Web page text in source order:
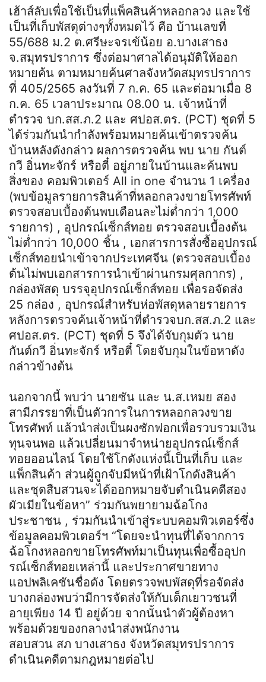
เฮ้าส์ลับเพื่อใช้เป็นที่แพ็คสินค้าหลอกลวง และใช้
เป็นที่เก็บพัสดุต่างๆทั้งหมดไว้ คือ บ้านเลขที่
55/688 ม.2 ต.ศรีษะจรเข้น้อย อ.บางเสาธง
จ.สมุทรปราการ ซึ่งต่อมาศาลได้อนุมัติให้ออก
หมายค้น ตามหมายค้นศาลจังหวัดสมุทรปราการ
ที่ 405/2565 ลงวันที่ 7 ก.ค. 65 และต่อมาเมื่อ 8
ก.ค. 65 เวลาประมาณ 08.00 น. เจ้าหน้าที่
ตำรวจ บก.สส.ภ.2 และ ศปอส.ตร. (PCT) ชุดที่ 5
ได้ร่วมกันนำกำลังพร้อมหมายค้นเข้าตรวจค้น
บ้านหลังดังกล่าว ผลการตรวจค้น พบ นาย กันต์
กวี อิ่นทะจักร์ หรือตี๋ อยู่ภายในบ้านและค้นพบ
สิ่งของ คอมพิวเตอร์ All in one จำนวน 1 เครื่อง
(พบข้อมูลรายการสินค้าที่หลอกลวงขายโทรศัพท์
ตรวจสอบเบื้องต้นพบเดือนละไม่ต่ำกว่า 1,000
รายการ) , อุปกรณ์เซ็กส์ทอย ตรวจสอบเบื้องต้น
ไม่ต่ำกว่า 10,000 ชิ้น , เอกสารการสั่งซื้ออุปกรณ์
เซ็กส์ทอยนำเข้าจากประเทศจีน (ตรวจสอบเบื้อง
ต้นไม่พบเอกสารการนำเข้าผ่านกรมศุลกากร) ,
กล่องพัสดุ บรรจุอุปกรณ์เซ็กส์ทอย เพื่อรอจัดส่ง
25 กล่อง , อุปกรณ์สำหรับห่อพัสดุหลายรายการ
หลังการตรวจค้นเจ้าหน้าที่ตำรวจบก.สส.ภ.2 และ
ศปอส.ตร. (PCT) ชุดที่ 5 จึงได้จับกุมตัว นาย
กันต์กวี อิ่นทะจักร์ หรือตี๋ โดยจับกุมในข้อหาดัง
กล่าวข้างต้น
นอกจากนี้ พบว่า นายซัน และ น.ส.เหมย สอง
สามีภรรยาที่เป็นตัวการในการหลอกลวงขาย
โทรศัพท์ แล้วนำส่งเป็นผงซักฟอกเพื่อรวบรวมเงิน
ทุนจนพอ แล้วเปลี่ยนมาจำหน่ายอุปกรณ์เซ็กส์
ทอยออนไลน์ โดยใช้โกดังแห่งนี้เป็นที่เก็บ และ
แพ็กสินค้า ส่วนผู้ถูกจับมีหน้าที่เฝ้าโกดังสินค้า
และชุดสืบสวนจะได้ออกหมายจับดำเนินคดีสอง
ผัวเมียในข้อหา” ร่วมกันพยายามฉ้อโกง
ประชาชน , ร่วมกันนำเข้าสู่ระบบคอมพิวเตอร์ซึ่ง
ข้อมูลคอมพิวเตอร์ฯ “โดยจะนำทุนที่ได้จากการ
ฉ้อโกงหลอกขายโทรศัพท์มาเป็นทุนเพื่อซื้ออุปก
รณ์เซ็กส์ทอยเหล่านี้ และประกาศขายทาง
แอปพลิเคชันชื่อดัง โดยตรวจพบพัสดุที่รอจัดส่ง
บางกล่องพบว่ามีการจัดส่งให้กับเด็กเยาวชนที่
อายุเพียง 14 ปี อยู่ด้วย จากนั้นนำตัวผู้ต้องหา
พร้อมด้วยของกลางนำส่งพนักงาน
สอบสวน สภ บางเสาธง จังหวัดสมุทรปราการ
ดำเนินคดีตามกฎหมายต่อไป